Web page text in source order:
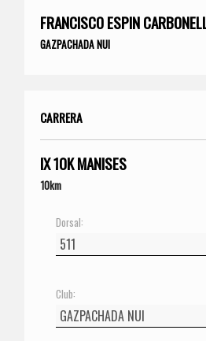
FRANCISCO ESPIN
GAZPACHADA NUI
CARRERA
IX 10K MANISES
10km
Dorsal:
Club: